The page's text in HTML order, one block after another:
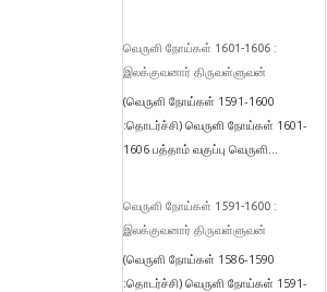
வெருளி நோய்கள் 1601-1606 :
இலக்குவனார் திருவள்ளுவன்
(வெருளி நோய்கள் 1591-1600
:தொடர்ச்சி) வெருளி நோய்கள் 1601-
1606 பத்தாம் வகுப்பு வெருளி...
வெருளி நோய்கள் 1591-1600 :
இலக்குவனார் திருவள்ளுவன்
(வெருளி நோய்கள் 1586-1590
:தொடர்ச்சி) வெருளி நோய்கள் 1591-